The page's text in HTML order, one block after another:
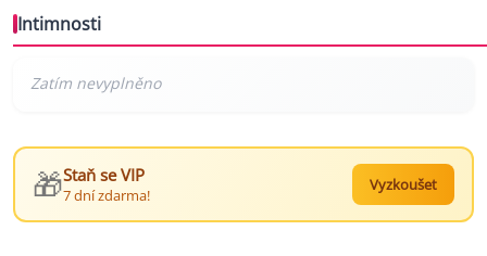
Intimnosti
🎁Staň se VIP
7 dní zdarma!
Vyzkoušet